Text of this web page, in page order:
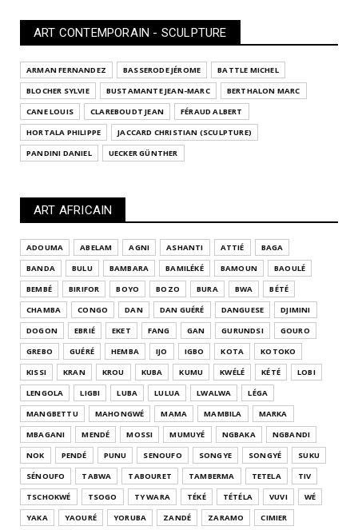
ART CONTEMPORAIN - SCULPTURE
ARMAN FERNANDEZ BASSERODE JÉROME
BATTLE MICHEL
BLOCHER SYLVIE
BUSTAMANTE JEAN-MARC
BERTHALON MARC
CANE LOUIS
CLAREBOUDT JEAN
FÉRAUD ALBERT
HORTALA PHILIPPE
JACCARD CHRISTIAN (SCULPTURE)
PANDINI DANIEL
UECKER GÜNTHER
ART AFRICAIN
ADOUMA ABELAM AGNI ASHANTI ATTIÉ
BAGA
BANDA
BULU BAMBARA BAMILÉKÉ BAMOUN
BAOULÉ
BEMBÉ
BIRIFOR BOYO BOZO BURA BWA
BÉTÉ
CHAMBA
CONGO DAN DAN GUÉRÉ DANGUESE
DJIMINI
DOGON
EBRIÉ EKET FANG GAN GURUNDSI
GOURO
GREBO
GUÉRÉ HEMBA IJO IGBO KOTA
KOTOKO
KISSI
KRAN KROU KUBA KUMU KWÉLÉ KÉTÉ
LOBI
LENGOLA
LIGBI LUBA LULUA LWALWA
LÉGA
MANGBETTU
MAHONGWÉ MAMA MAMBILA
MARKA
MBAGANI
MENDÉ MOSSI MUMUYÉ NGBAKA
NGBANDI
NOK
PENDÉ PUNU SENOUFO SONGYE SONGYÉ
SUKU
SÉNOUFO
TABWA TABOURET TAMBERMA TETELA
TIV
TSCHOKWÉ
TSOGO TY WARA TÉKÉ TÉTÉLA VUVI
WÉ
YAKA
YAOURÉ YORUBA ZANDÉ ZARAMO
CIMIER